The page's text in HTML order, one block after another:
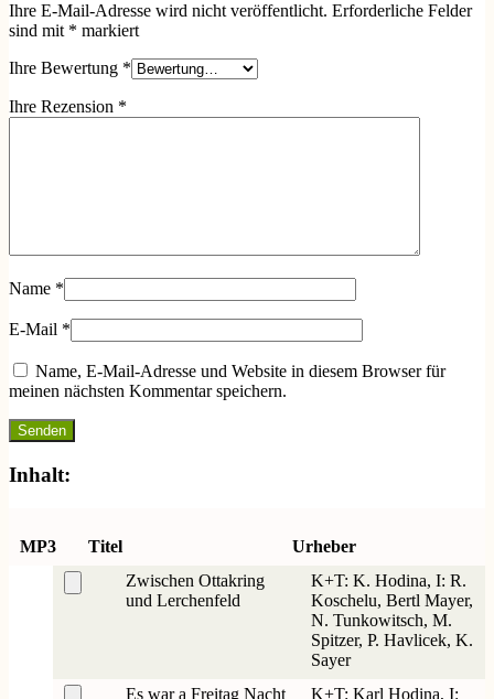
Ihre E-Mail-Adresse wird nicht veröffentlicht. Erforderliche Felder
sind mit * markiert
Ihre Bewertung *
Ihre Rezension *
Name *
E-Mail *
Name, E-Mail-Adresse und Website in diesem Browser für
meinen nächsten Kommentar speichern.
Inhalt:
MP3 Titel
Urheber
Zwischen Ottakring
und Lerchenfeld
K+T: K. Hodina, I: R.
Koschelu, Bertl Mayer,
N. Tunkowitsch, M.
Spitzer, P. Havlicek, K.
Sayer
Es war a Freitag Nacht
K+T: Karl Hodina, I: